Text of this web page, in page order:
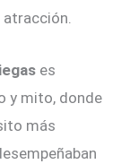
es
y mito, donde
más